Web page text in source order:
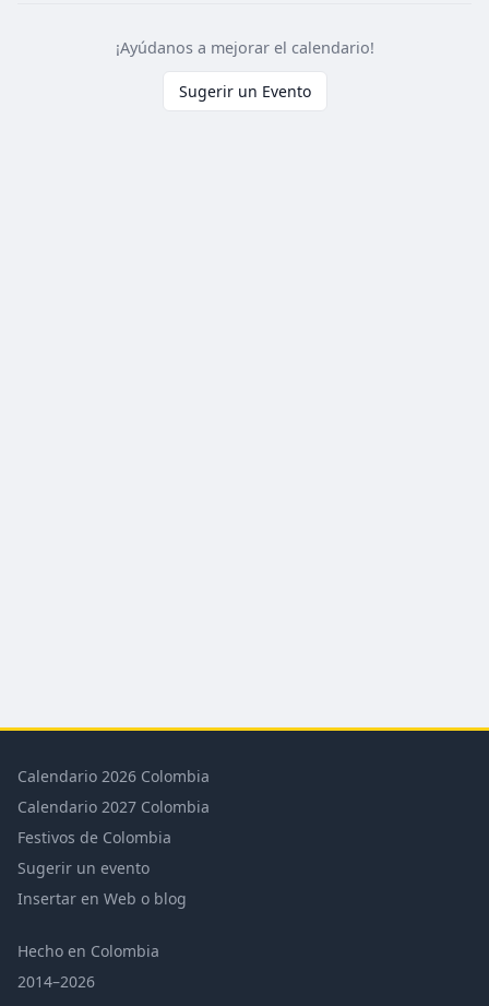
¡Ayúdanos a mejorar el calendario!
Sugerir un Evento
Calendario 2026 Colombia
Calendario 2027 Colombia
Festivos de Colombia
Sugerir un evento
Insertar en Web o blog
Hecho en Colombia
2014–2026